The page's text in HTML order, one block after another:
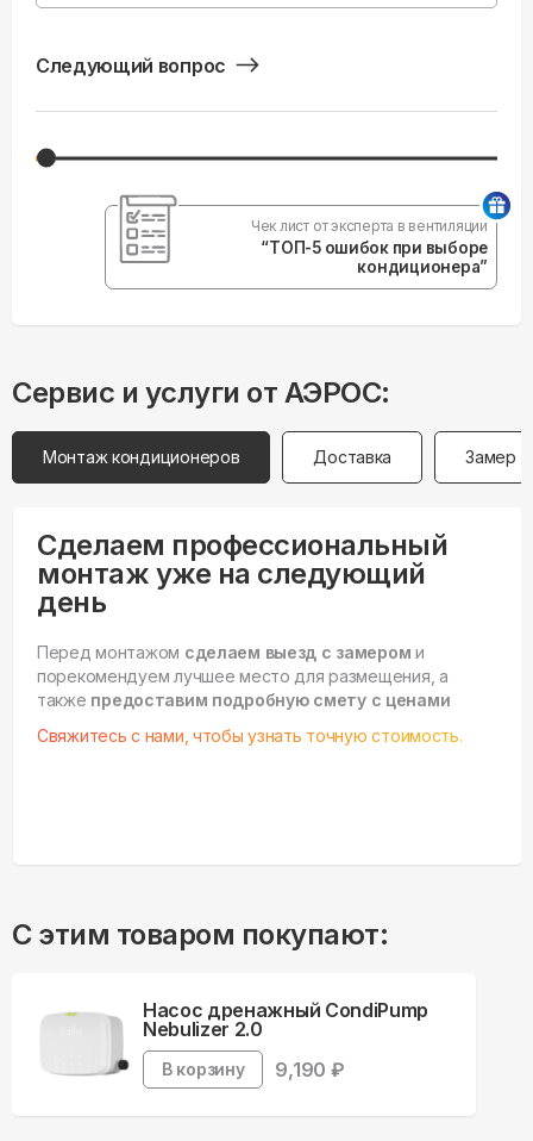
Следующий вопрос
Чек лист от эксперта в вентиляции
“ТОП-5 ошибок при выборе
кондиционера”
Сервис и услуги от АЭРОС:
Монтаж кондиционеров Доставка Замер
Сделаем профессиональный
монтаж уже на следующий
день
Перед монтажом сделаем выезд с замером и
порекомендуем лучшее место для размещения, а
также предоставим подробную смету с ценами
Свяжитесь с нами, чтобы узнать точную стоимость.
С этим товаром покупают:
Насос дренажный CondiPump
Nebulizer 2.0
В корзину 9,190 ₽